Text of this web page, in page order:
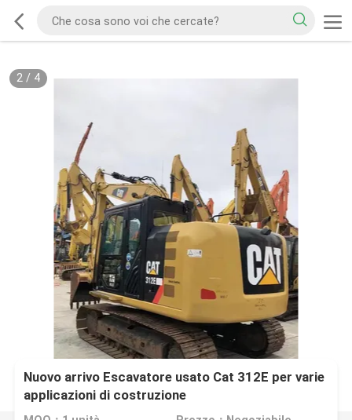
2/ 4
Nuovo arrivo Escavatore usato Cat 312E per varie
applicazioni di costruzione